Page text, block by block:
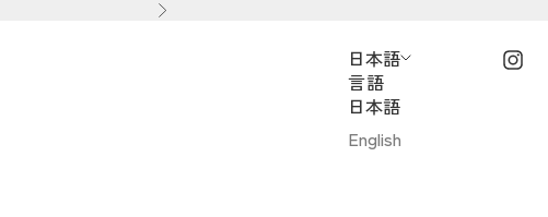
次へ
日本語
言語
日本語
English